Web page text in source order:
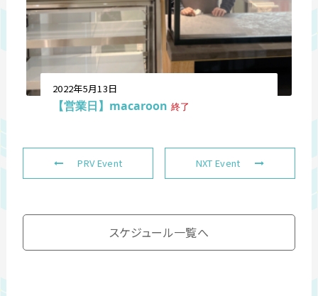
2022年5月13日
【営業日】macaroon 終了
PRV Event NXT Event
スケジュール一覧へ